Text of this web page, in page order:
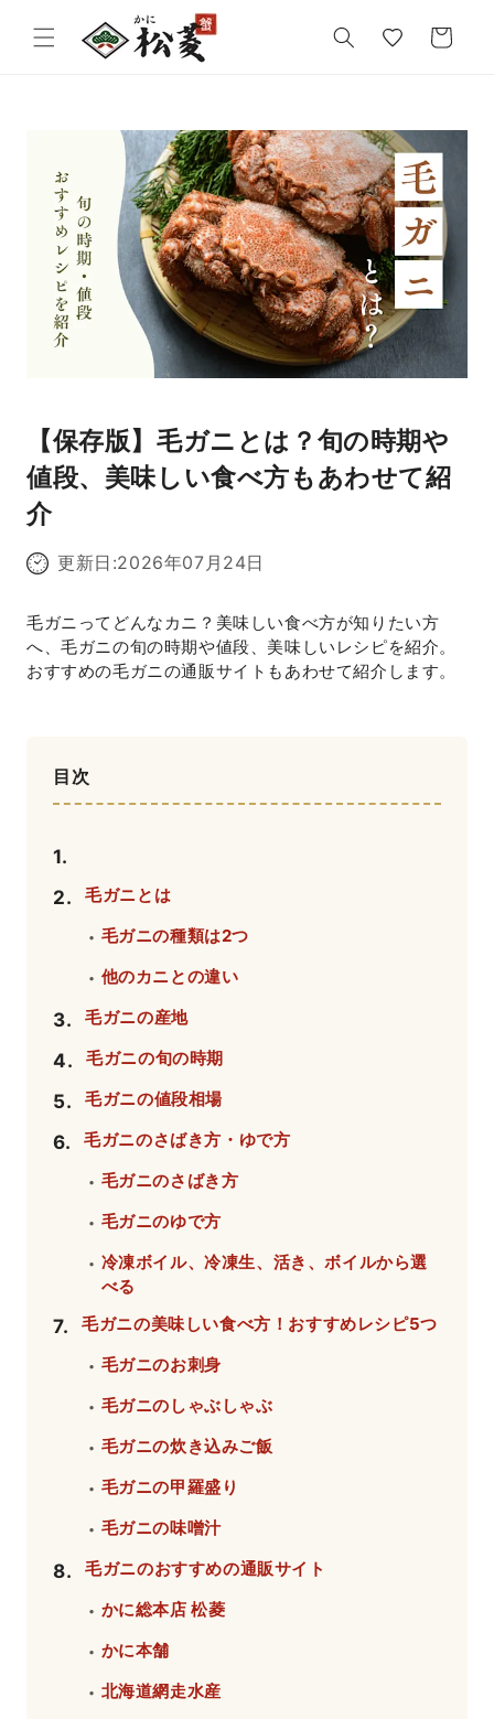
に
ー
【保存版】毛ガニとは？旬の時期や
値段、美味しい食べ方もあわせて紹
介
更新日:2026年07月24日
毛ガニってどんなカニ？美味しい食べ方が知りたい方
へ、毛ガニの旬の時期や値段、美味しいレシピを紹介。
おすすめの毛ガニの通販サイトもあわせて紹介します。
目次
1.
2. 毛ガニとは
・ 毛ガニの種類は2つ
・ 他のカニとの違い
3. 毛ガニの産地
4. 毛ガニの旬の時期
5. 毛ガニの値段相場
6. 毛ガニのさばき方・ゆで方
・ 毛ガニのさばき方
・ 毛ガニのゆで方
・ 冷凍ボイル、冷凍生、活き、ボイルから選
べる
7. 毛ガニの美味しい食べ方！おすすめレシピ5つ
・ 毛ガニのお刺身
・ 毛ガニのしゃぶしゃぶ
・ 毛ガニの炊き込みご飯
・ 毛ガニの甲羅盛り
・ 毛ガニの味噌汁
8. 毛ガニのおすすめの通販サイト
・ かに総本店 松菱
・ かに本舗
・ 北海道網走水産